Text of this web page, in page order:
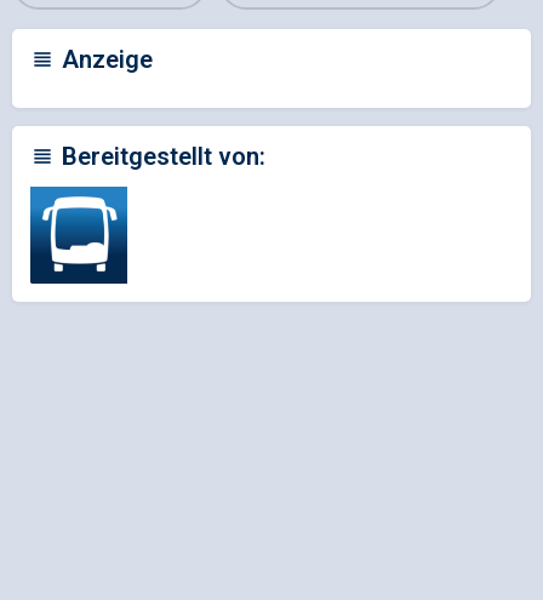
Anzeige
Bereitgestellt von: